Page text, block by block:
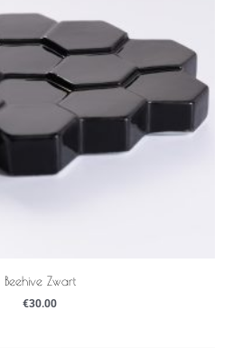
Beehive Zwart
€30.00